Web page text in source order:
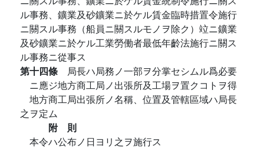
ル事務、鑛業及砂鑛業ニ於ケル賃金臨時措置令施行
ニ關スル事務（船員ニ關スルモノヲ除ク）竝ニ鑛業
及砂鑛業ニ於ケル工業勞働者最低年齡法施行ニ關ス
ル事務ニ從事ス
第十四條 局長ハ局務ノ一部ヲ分掌セシムル爲必要
ニ應ジ地方商工局ノ出張所及工場ヲ置クコトヲ得
地方商工局出張所ノ名稱、位置及管轄區域ハ局長
之ヲ定ム
附 則
本令ハ公布ノ日ヨリ之ヲ施行ス